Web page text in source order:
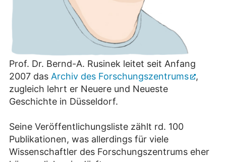
Prof. Dr. Bernd-A. Rusinek leitet seit Anfang
2007 das Archiv des Forschungszentrums
,
zugleich lehrt er Neuere und Neueste
Geschichte in Düsseldorf.
Seine Veröffentlichungsliste zählt rd. 100
Publikationen, was allerdings für viele
Wissenschaftler des Forschungszentrums eher